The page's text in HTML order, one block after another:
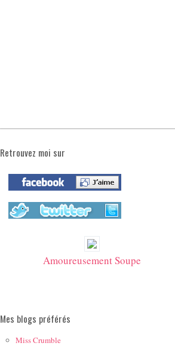
Retrouvez moi sur
Amoureusement Soupe
Mes blogs préférés
Miss Crumble